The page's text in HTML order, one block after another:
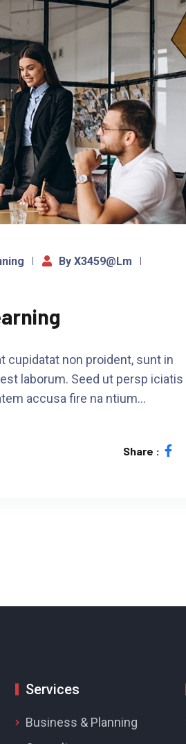
By X3459@lm
cupidatat non proident, sunt in
laborum. Seed ut persp iciatis
accusa fire na ntium…
Share :
Services
Business & Planning